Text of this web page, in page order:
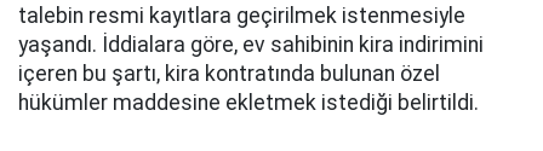
talebin resmi kayıtlara geçirilmek istenmesiyle
yaşandı. İddialara göre, ev sahibinin kira indirimini
içeren bu şartı, kira kontratında bulunan özel
hükümler maddesine ekletmek istediği belirtildi.